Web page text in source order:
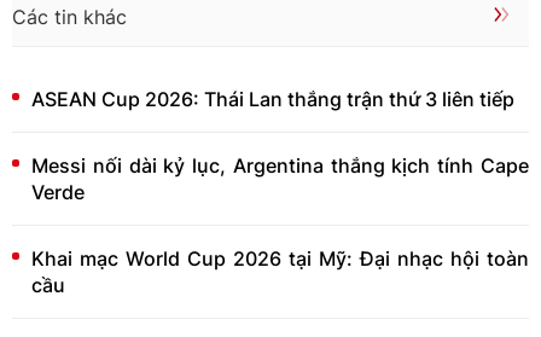
Các tin khác
ASEAN Cup 2026: Thái Lan thắng trận thứ 3 liên tiếp
Messi nối dài kỷ lục, Argentina thắng kịch tính Cape
Verde
Khai mạc World Cup 2026 tại Mỹ: Đại nhạc hội toàn
cầu